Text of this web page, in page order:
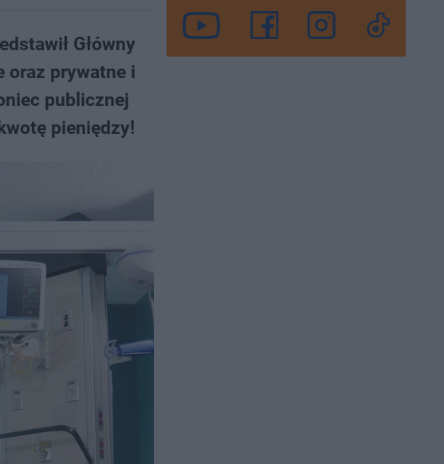
Główny
oraz prywatne i
publicznej
pieniędzy!